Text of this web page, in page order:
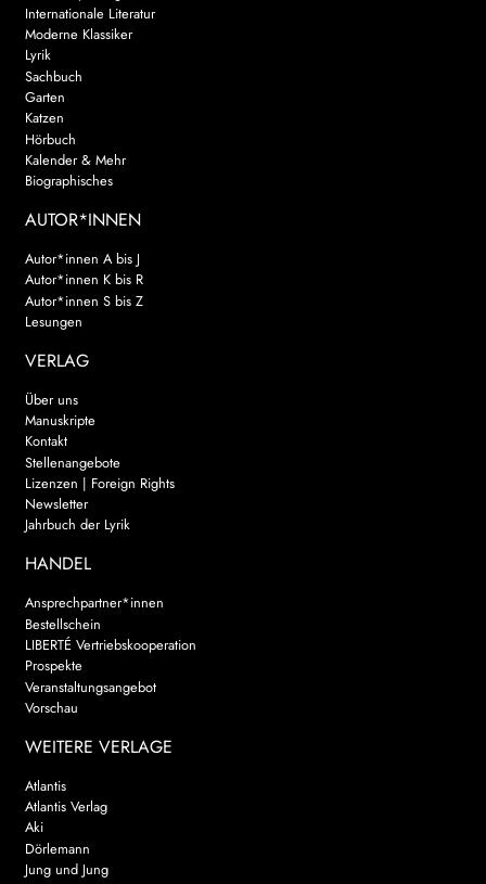
Internationale Literatur
Moderne Klassiker
Lyrik
Sachbuch
Garten
Katzen
Hörbuch
Kalender & Mehr
Biographisches
AUTOR*INNEN
Autor*innen A bis J
Autor*innen K bis R
Autor*innen S bis Z
Lesungen
VERLAG
Über uns
Manuskripte
Kontakt
Stellenangebote
Lizenzen | Foreign Rights
Newsletter
Jahrbuch der Lyrik
HANDEL
Ansprechpartner*innen
Bestellschein
LIBERTÉ Vertriebskooperation
Prospekte
Veranstaltungsangebot
Vorschau
WEITERE VERLAGE
Atlantis
Atlantis Verlag
Aki
Dörlemann
Jung und Jung